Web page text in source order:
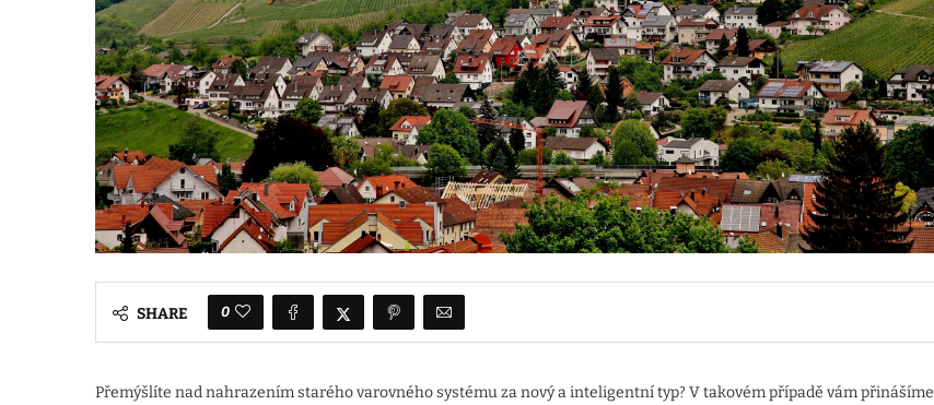
SHARE 0
Přemýšlíte nad nahrazením starého varovného systému za nový a inteligentní typ? V takovém případě vám přinášíme